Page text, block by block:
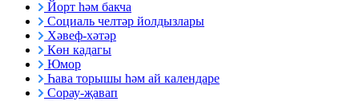
Йорт һәм бакча
Социаль челтәр йолдызлары
Хәвеф-хәтәр
Көн кадагы
Юмор
Һава торышы һәм ай календаре
Сорау-җавап